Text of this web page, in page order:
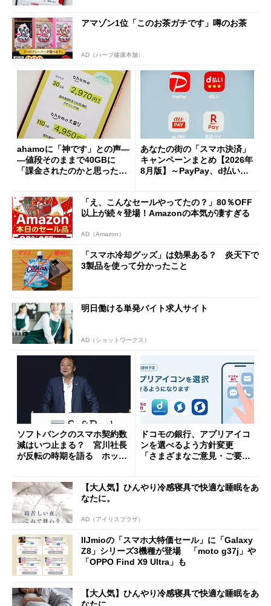
アマゾン1位「このお茶ガチです」噂のお茶
AD（ハーブ健康本舗）
ahamoに「神です」との声―
―値段そのままで40GBに
「課金されたのかと思った」
あなたの街の「スマホ決済」
キャンペーンまとめ【2026年
8月版】～PayPay、d払い、a
「え、こんなセールやってたの？」80％OFF
以上が続々登場！Amazonの本気が凄すぎる
AD（Amazon）
「スマホ冷却グッズ」は効果ある？ 炎天下で
3製品を使って分かったこと
明日働ける単発バイト求人サイト
AD（ショットワークス）
ソフトバンクのスマホ契約数
減はいつ止まる？ 宮川社長
が反転の時期を語る ホッピ
ドコモの銀行、アプリアイコ
ンを選べるよう方針変更
「さまざまなご意見・ご要望
【大人気】ひんやり冷感寝具で快適な睡眠をあ
なたに。
AD（アイリスプラザ）
IIJmioの「スマホ大特価セール」に「Galaxy
Z8」シリーズ3機種が登場 「moto g37j」や
「OPPO Find X9 Ultra」も
【大人気】ひんやり冷感寝具で快適な睡眠をあ